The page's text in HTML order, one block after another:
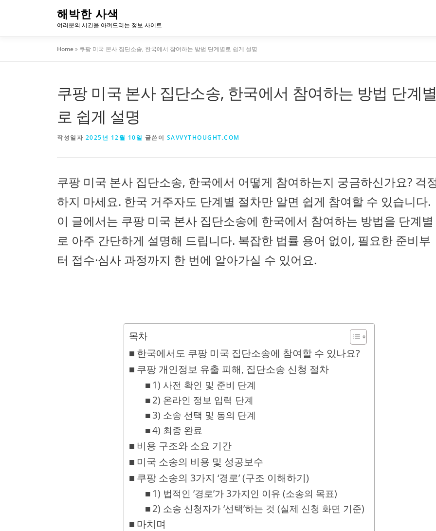
해박한 사색
여러분의 시간을 아껴드리는 정보 사이트
Home» 쿠팡 미국 본사 집단소송, 한국에서 참여하는 방법 단계별로 쉽게 설명
쿠팡 미국 본사 집단소송, 한국에서 참여하는 방법 단계별
로 쉽게 설명
작성일자 2025년 12월 10일 글쓴이 SAVVYTHOUGHT.COM
쿠팡 미국 본사 집단소송, 한국에서 어떻게 참여하는지 궁금하신가요? 걱
하지 마세요. 한국 거주자도 단계별 절차만 알면 쉽게 참여할 수 있습니다.
이 글에서는 쿠팡 미국 본사 집단소송에 한국에서 참여하는 방법을 단계별
로 아주 간단하게 설명해 드립니다. 복잡한 법률 용어 없이, 필요한 준비부
터 접수·심사 과정까지 한 번에 알아가실 수 있어요.
목차
한국에서도 쿠팡 미국 집단소송에 참여할 수 있나요?
쿠팡 개인정보 유출 피해, 집단소송 신청 절차
1) 사전 확인 및 준비 단계
2) 온라인 정보 입력 단계
3) 소송 선택 및 동의 단계
4) 최종 완료
비용 구조와 소요 기간
미국 소송의 비용 및 성공보수
쿠팡 소송의 3가지 ‘경로’ (구조 이해하기)
1) 법적인 ‘경로’가 3가지인 이유 (소송의 목표)
2) 소송 신청자가 ‘선택’하는 것 (실제 신청 화면 기준)
마치며